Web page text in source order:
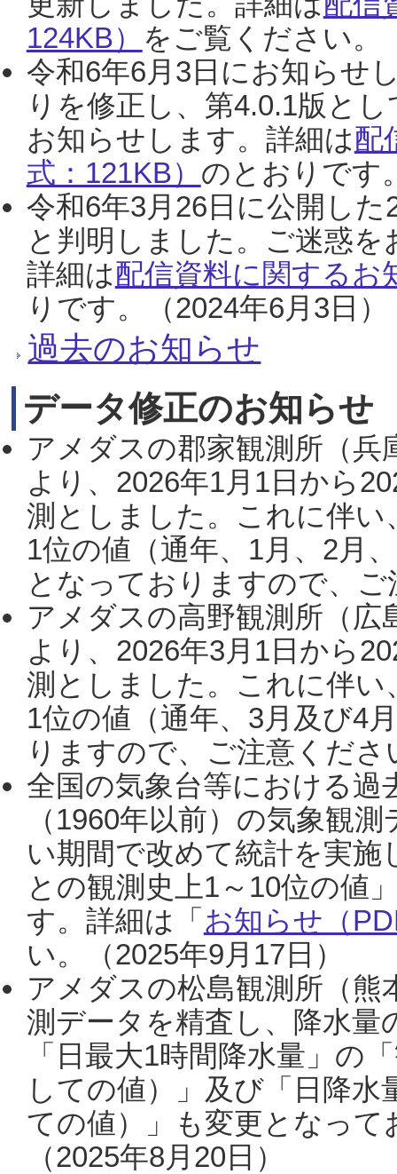
124KB） をご覧ください。
令和6年6月3日にお知らせ
りを修正し、第4.0.1版と
お知らせします。詳細は配
式：121KB） のとおりです
令和6年3月26日に公開し
と判明しました。ご迷惑
詳細は配信資料に関するお
りです。（2024年6月3日）
過去のお知らせ
データ修正のお知らせ
アメダスの郡家観測所（
より、2026年1月1日から
測としました。これに伴い
1位の値（通年、1月、2月
となっておりますので、
アメダスの高野観測所（
より、2026年3月1日から
測としました。これに伴い
1位の値（通年、3月及び4
りますので、ご注意くだ
全国の気象台等における過
（1960年以前）の気象観
い期間で改めて統計を実
との観測史上1～10位の値
す。詳細は「 お知らせ（
い。（2025年9月17日）
アメダスの松島観測所（熊
測データを精査し、降水
「日最大1時間降水量」の
しての値）」及び「日降
ての値）」も変更となっ
（2025年8月20日）